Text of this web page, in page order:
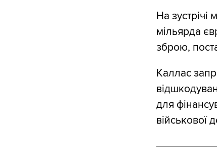
На зустрічі
мільярда
зброю,
Каллас
для
військової